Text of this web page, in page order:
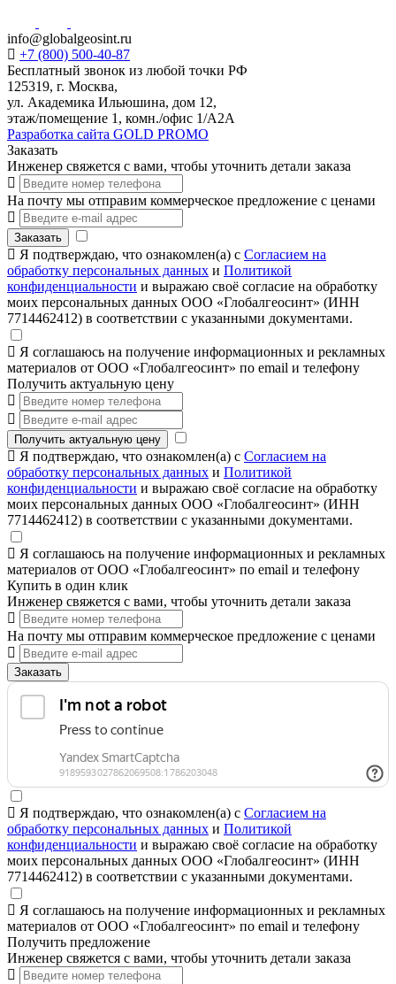
info@globalgeosint.ru
+7 (800) 500-40-87
Бесплатный звонок из любой точки РФ
125319, г. Москва,
ул. Академика Ильюшина, дом 12,
этаж/помещение 1, комн./офис 1/А2А
Разработка сайта GOLD PROMO
Заказать
Инженер свяжется с вами, чтобы уточнить детали заказа
На почту мы отправим коммерческое предложение с ценами
Заказать
Я подтверждаю, что ознакомлен(а) с Согласием на
обработку персональных данных и Политикой
конфиденциальности и выражаю своё согласие на обработку
моих персональных данных ООО «Глобалгеосинт» (ИНН
7714462412) в соответствии с указанными документами.
Я соглашаюсь на получение информационных и рекламных
материалов от ООО «Глобалгеосинт» по email и телефону
Получить актуальную цену
Получить актуальную цену
Я подтверждаю, что ознакомлен(а) с Согласием на
обработку персональных данных и Политикой
конфиденциальности и выражаю своё согласие на обработку
моих персональных данных ООО «Глобалгеосинт» (ИНН
7714462412) в соответствии с указанными документами.
Я соглашаюсь на получение информационных и рекламных
материалов от ООО «Глобалгеосинт» по email и телефону
Купить в один клик
Инженер свяжется с вами, чтобы уточнить детали заказа
На почту мы отправим коммерческое предложение с ценами
Заказать
Я подтверждаю, что ознакомлен(а) с Согласием на
обработку персональных данных и Политикой
конфиденциальности и выражаю своё согласие на обработку
моих персональных данных ООО «Глобалгеосинт» (ИНН
7714462412) в соответствии с указанными документами.
Я соглашаюсь на получение информационных и рекламных
материалов от ООО «Глобалгеосинт» по email и телефону
Получить предложение
Инженер свяжется с вами, чтобы уточнить детали заказа